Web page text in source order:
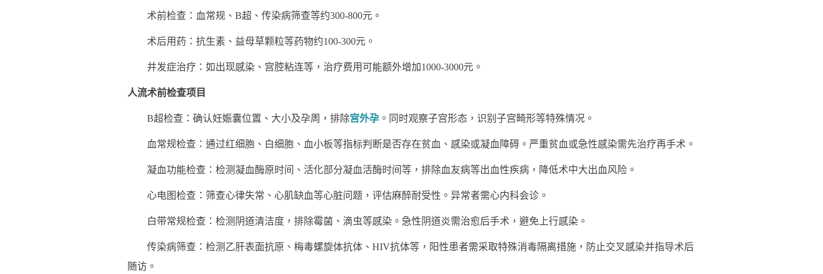
术前检查：血常规、B超、传染病筛查等约300-800元。
术后用药：抗生素、益母草颗粒等药物约100-300元。
并发症治疗：如出现感染、宫腔粘连等，治疗费用可能额外增加1000-3000元。
人流术前检查项目
B超检查：确认妊娠囊位置、大小及孕周，排除宫外孕。同时观察子宫形态，识别子宫畸形等特殊情况。
血常规检查：通过红细胞、白细胞、血小板等指标判断是否存在贫血、感染或凝血障碍。严重贫血或急性感染需先治疗再手术。
凝血功能检查：检测凝血酶原时间、活化部分凝血活酶时间等，排除血友病等出血性疾病，降低术中大出血风险。
心电图检查：筛查心律失常、心肌缺血等心脏问题，评估麻醉耐受性。异常者需心内科会诊。
白带常规检查：检测阴道清洁度，排除霉菌、滴虫等感染。急性阴道炎需治愈后手术，避免上行感染。
传染病筛查：检测乙肝表面抗原、梅毒螺旋体抗体、HIV抗体等，阳性患者需采取特殊消毒隔离措施，防止交叉感染并指导术后
随访。